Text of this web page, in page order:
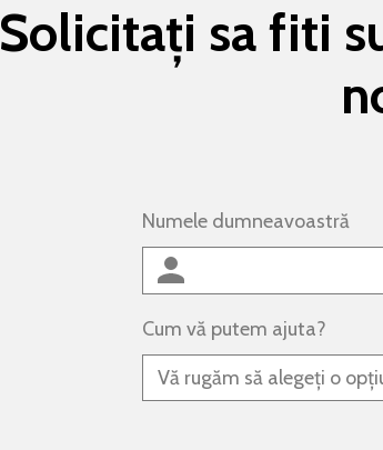
Solicitați sa fiti
Numele dumneavoastră
Cum vă putem ajuta?